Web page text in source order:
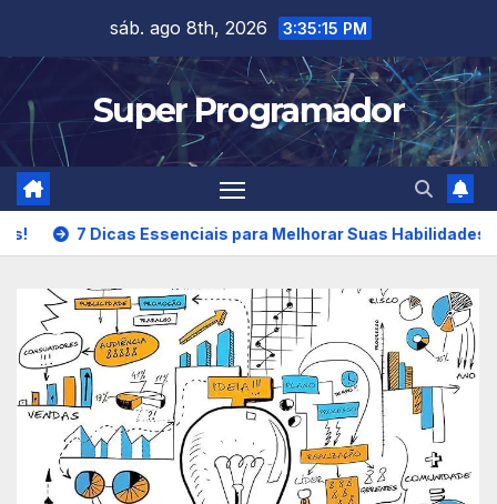
content
sáb. ago 8th, 2026 3:35:16 PM
Super Programador
Essenciais para Melhorar Suas Habilidades em